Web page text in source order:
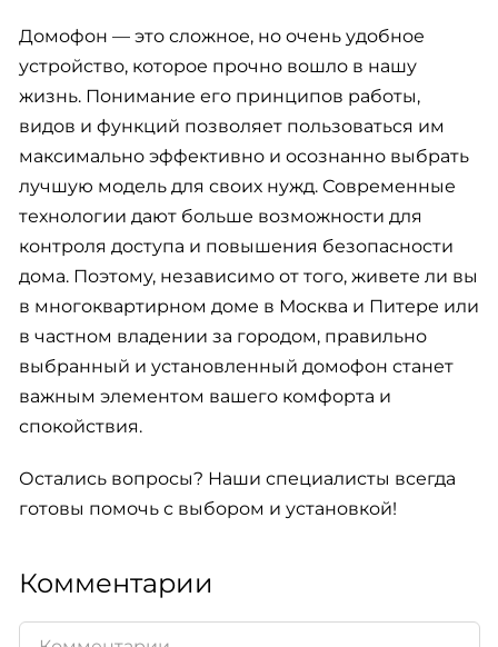
Домофон — это сложное, но очень удобное
устройство, которое прочно вошло в нашу
жизнь. Понимание его принципов работы,
видов и функций позволяет пользоваться им
максимально эффективно и осознанно выбрать
лучшую модель для своих нужд. Современные
технологии дают больше возможности для
контроля доступа и повышения безопасности
дома. Поэтому, независимо от того, живете ли вы
в многоквартирном доме в Москва и Питере или
в частном владении за городом, правильно
выбранный и установленный домофон станет
важным элементом вашего комфорта и
спокойствия.
Остались вопросы? Наши специалисты всегда
готовы помочь с выбором и установкой!
Комментарии